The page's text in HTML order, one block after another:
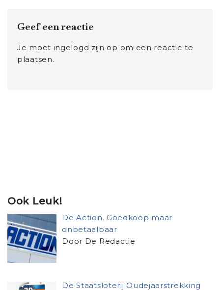
Geef een reactie
Je moet ingelogd zijn op om een reactie te
plaatsen.
Ook Leuk!
De Action. Goedkoop maar
onbetaalbaar
Door De Redactie
De Staatsloterij Oudejaarstrekking